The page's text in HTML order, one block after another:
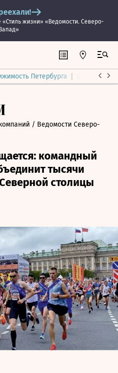
жизни» «Ведомости. Северо-
Петербурга Ситуация
/ Ведомости Северо-
командный
тысячи
столицы